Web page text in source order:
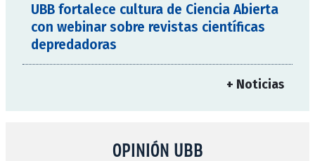
UBB fortalece cultura de Ciencia Abierta
con webinar sobre revistas científicas
depredadoras
+ Noticias
OPINIÓN UBB